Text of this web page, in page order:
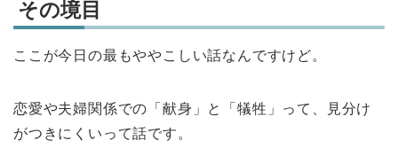
その境目
ここが今日の最もややこしい話なんですけど。
恋愛や夫婦関係での「献身」と「犠牲」って、見分け
がつきにくいって話です。